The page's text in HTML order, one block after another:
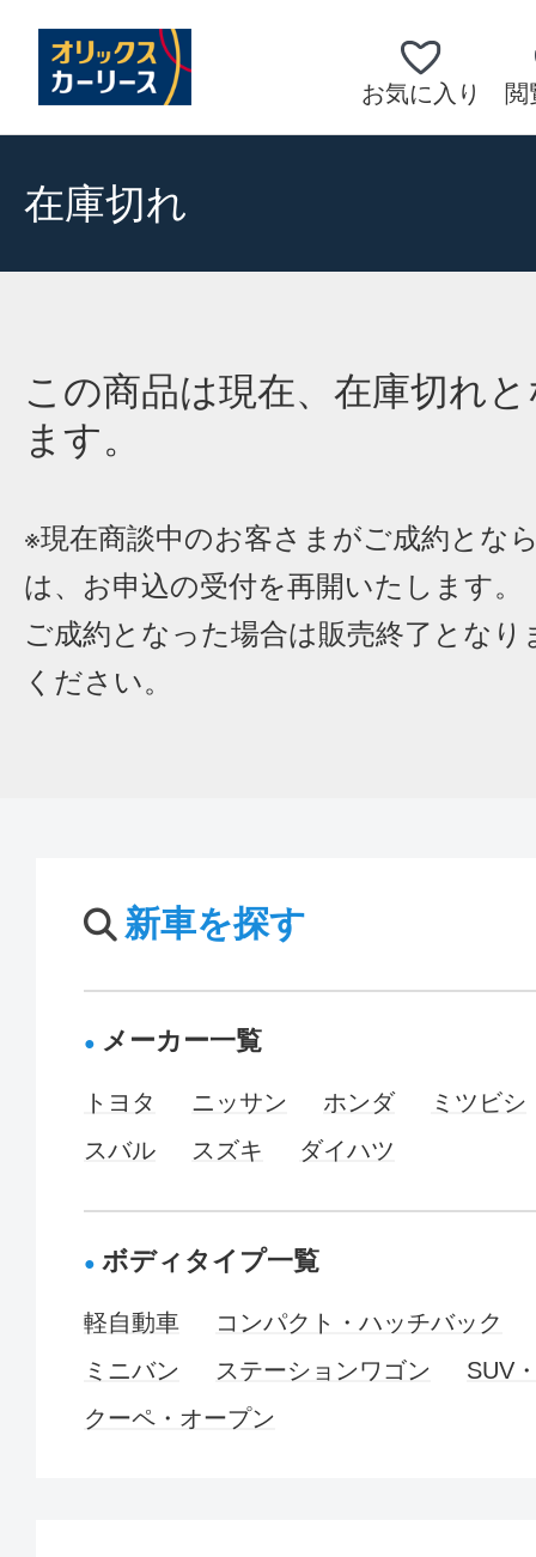
お気に入り 閲
在庫切れ
この商品は現在、在庫切れ
ます。
※現在商談中のお客さまがご成約とな
は、お申込の受付を再開いたします。
ご成約となった場合は販売終了となり
ください。
新車を探す
メーカー一覧
トヨタ ニッサン ホンダ
ミツビシ
スバル
スズキ ダイハツ
ボディタイプ一覧
軽自動車
コンパクト・ハッチバック
ミニバン
ステーションワゴン
SUV
クーペ・オープン